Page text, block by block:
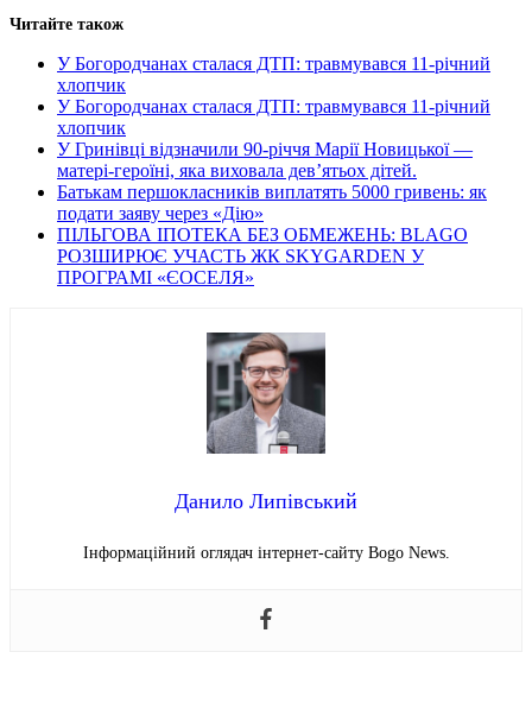
Читайте також
У Богородчанах сталася ДТП: травмувався 11-річний
хлопчик
У Богородчанах сталася ДТП: травмувався 11-річний
хлопчик
У Гринівці відзначили 90-річчя Марії Новицької —
матері-героїні, яка виховала дев’ятьох дітей.
Батькам першокласників виплатять 5000 гривень: як
подати заяву через «Дію»
ПІЛЬГОВА ІПОТЕКА БЕЗ ОБМЕЖЕНЬ: BLAGO
РОЗШИРЮЄ УЧАСТЬ ЖК SKYGARDEN У
ПРОГРАМІ «ЄОСЕЛЯ»
Данило Липівський
Інформаційний оглядач інтернет-сайту Bogo News.